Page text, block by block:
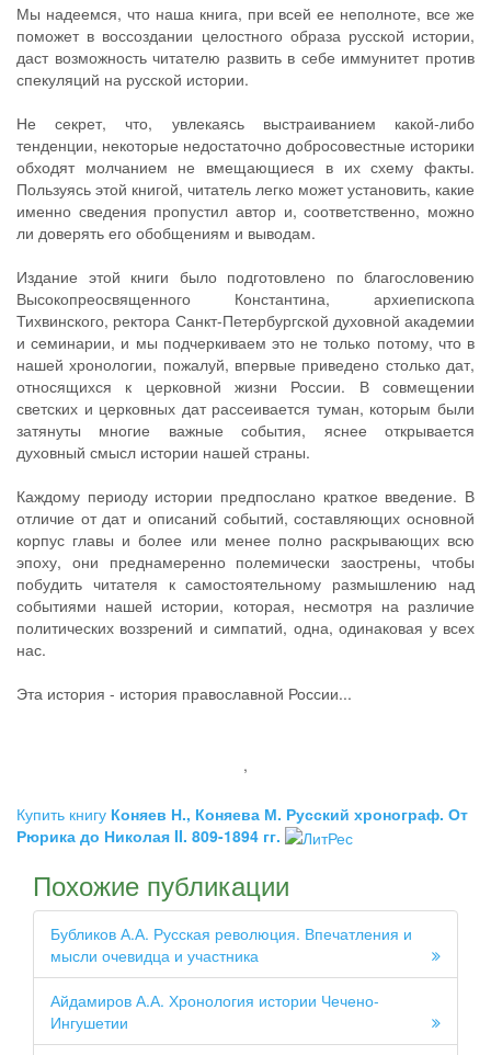
Мы надеемся, что наша книга, при всей ее неполноте, все же
поможет в воссоздании целостного образа русской истории,
даст возможность читателю развить в себе иммунитет против
спекуляций на русской истории.
Не секрет, что, увлекаясь выстраиванием какой-либо
тенденции, некоторые недостаточно добросовестные историки
обходят молчанием не вмещающиеся в их схему факты.
Пользуясь этой книгой, читатель легко может установить, какие
именно сведения пропустил автор и, соответственно, можно
ли доверять его обобщениям и выводам.
Издание этой книги было подготовлено по благословению
Высокопреосвященного Константина, архиепископа
Тихвинского, ректора Санкт-Петербургской духовной академии
и семинарии, и мы подчеркиваем это не только потому, что в
нашей хронологии, пожалуй, впервые приведено столько дат,
относящихся к церковной жизни России. В совмещении
светских и церковных дат рассеивается туман, которым были
затянуты многие важные события, яснее открывается
духовный смысл истории нашей страны.
Каждому периоду истории предпослано краткое введение. В
отличие от дат и описаний событий, составляющих основной
корпус главы и более или менее полно раскрывающих всю
эпоху, они преднамеренно полемически заострены, чтобы
побудить читателя к самостоятельному размышлению над
событиями нашей истории, которая, несмотря на различие
политических воззрений и симпатий, одна, одинаковая у всех
нас.
Эта история - история православной России...
,
Купить книгу Коняев Н., Коняева М. Русский хронограф. От
Рюрика до Николая II. 809-1894 гг.
Похожие публикации
Бубликов А.А. Русская революция. Впечатления и
мысли очевидца и участника
Айдамиров А.А. Хронология истории Чечено-
Ингушетии